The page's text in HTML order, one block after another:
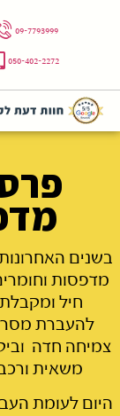
09-7793999
050-402-2272
בשנים
מדפסות
חיל
להעברת
צמיחה חדה
משאית
היום לעומת